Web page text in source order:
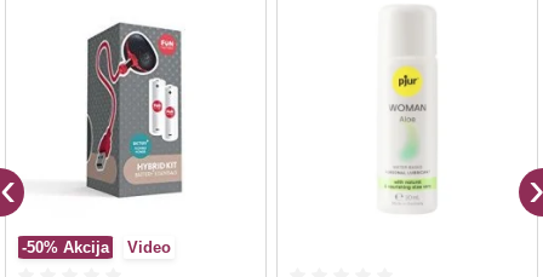
-50% Akcija Video